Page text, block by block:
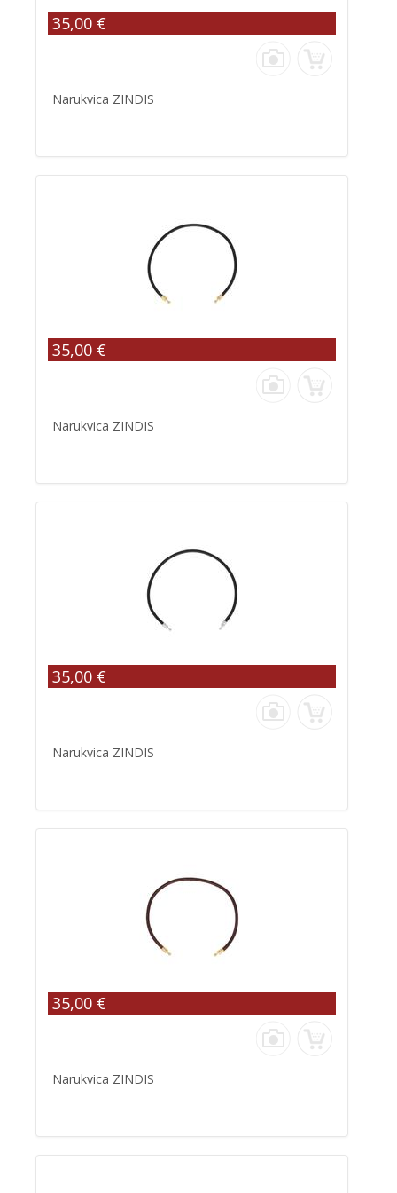
35,00 €
Narukvica ZINDIS
35,00 €
Narukvica ZINDIS
35,00 €
Narukvica ZINDIS
35,00 €
Narukvica ZINDIS